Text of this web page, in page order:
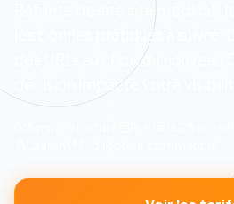
Refonte de site site médical :
les bonnes pratiques à suivre.
des URLs au choix du nouveau
décision impacte votre
28